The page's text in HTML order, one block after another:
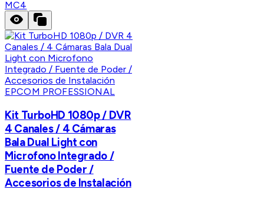
MC4
EPCOM PROFESSIONAL
Kit TurboHD 1080p / DVR
4 Canales / 4 Cámaras
Bala Dual Light con
Microfono Integrado /
Fuente de Poder /
Accesorios de Instalación